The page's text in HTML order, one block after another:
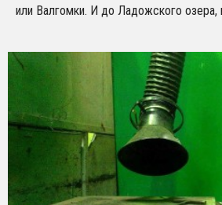
или Валгомки. И до Ладожского озера,